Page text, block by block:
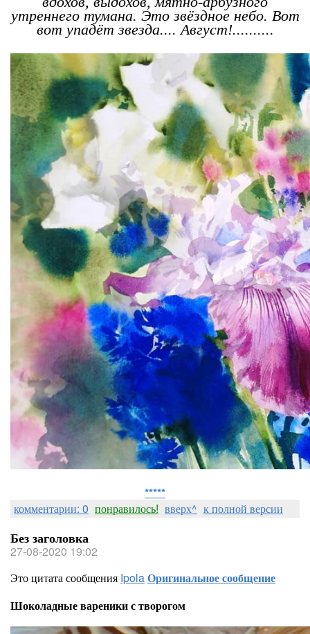
утреннего тумана. Это звёздное небо. Вот
вот упадёт звезда.... Август!..........
*****
комментарии: 0 понравилось! вверх^ к полной версии
Без заголовка
27-08-2020 19:02
Это цитата сообщения IpolaОригинальное сообщение
Шоколадные вареники с творогом